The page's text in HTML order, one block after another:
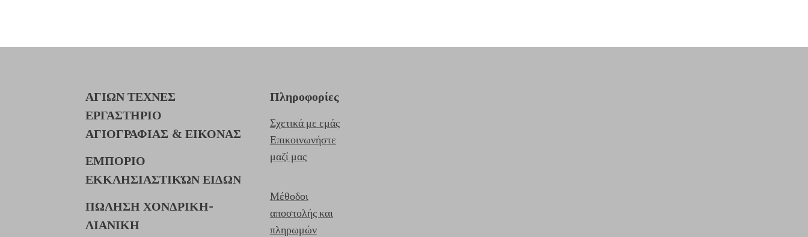
ΑΓΙΩΝ ΤΕΧΝΕΣ
ΕΡΓΑΣΤΗΡΙΟ
ΑΓΙΟΓΡΑΦΙΑΣ & ΕΙΚΟΝΑΣ
ΕΜΠΟΡΙΟ
ΕΚΚΛΗΣΙΑΣΤΙΚΏΝ ΕΙΔΩΝ
ΠΩΛΗΣΗ ΧΟΝΔΡΙΚΗ-
ΛΙΑΝΙΚΗ
Πληροφορίες
Σχετικά με εμάς
Επικοινωνήστε
μαζί μας
Μέθοδοι
αποστολής και
πληρωμών